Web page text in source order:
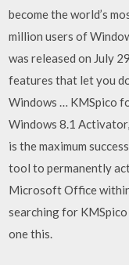
become the world’s
million users of
was released on July
features that let you
Windows … KMSpico
Windows 8.1
is the maximum
tool to permanently
Microsoft Office
searching for
one this.